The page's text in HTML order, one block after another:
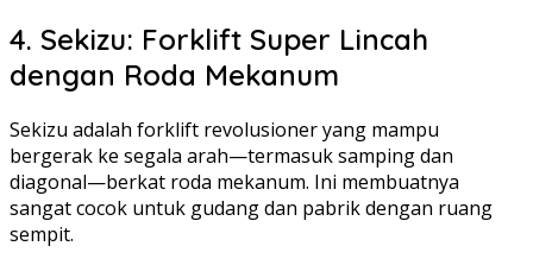
4. Sekizu: Forklift Super Lincah
dengan Roda Mekanum
Sekizu adalah forklift revolusioner yang mampu
bergerak ke segala arah—termasuk samping dan
diagonal—berkat roda mekanum. Ini membuatnya
sangat cocok untuk gudang dan pabrik dengan ruang
sempit.